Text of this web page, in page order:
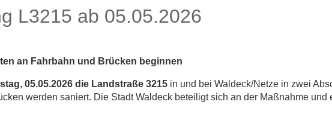
L3215 ab 05.05.2026
an Fahrbahn und Brücken beginnen
05.05.2026 die Landstraße 3215 in und bei Waldeck/Netze in zwei
werden saniert. Die Stadt Waldeck beteiligt sich an der Maßnahme